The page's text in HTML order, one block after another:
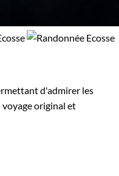
d'admirer les
voyage original et